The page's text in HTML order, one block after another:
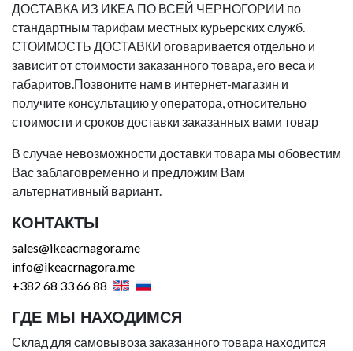
ДОСТАВКА ИЗ ИКЕА ПО ВСЕЙ ЧЕРНОГОРИИ по
стандартным тарифам местных курьерских служб.
СТОИМОСТЬ ДОСТАВКИ оговаривается отдельно и
зависит от стоимости заказанного товара, его веса и
габаритов.Позвоните нам в интернет-магазин и
получите консультацию у оператора, относительно
стоимости и сроков доставки заказанных вами товар
В случае невозможности доставки товара мы обовестим
Вас заблаговременно и предложим Вам
альтернативный вариант.
КОНТАКТЫ
sales@ikeacrnagora.me
info@ikeacrnagora.me
+382 68 33 66 88
ГДЕ МЫ НАХОДИМСЯ
Склад для самовывоза заказанного товара находится